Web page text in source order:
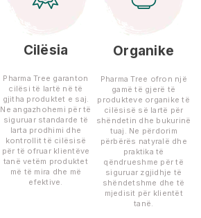
Cilësia
Pharma Tree garanton
cilësi të lartë në të
gjitha produktet e saj.
Ne angazhohemi për të
siguruar standarde të
larta prodhimi dhe
kontrollit të cilësisë
për të ofruar klientëve
tanë vetëm produktet
më të mira dhe më
efektive.
Organike
Pharma Tree ofron një
gamë të gjerë të
produkteve organike të
cilësisë së lartë për
shëndetin dhe bukurinë
tuaj. Ne përdorim
përbërës natyralë dhe
praktika të
qëndrueshme për të
siguruar zgjidhje të
shëndetshme dhe të
mjedisit për klientët
tanë.